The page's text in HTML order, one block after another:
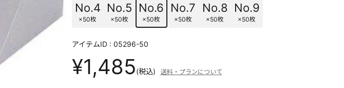
No.4
×50枚
No.5
×50枚
No.6
×50枚
No.7
×50枚
No.8
×50枚
No.9
×50枚
アイテムID : 05296-50
¥1,485(税込) 送料・プランについて